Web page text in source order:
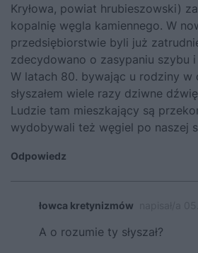
Kryłowa, powiat hrubieszowski)
kopalnię węgla kamiennego. W
przedsiębiorstwie byli już
zdecydowano o zasypaniu szybu
W latach 80. bywając u rodziny w
słyszałem wiele razy dziwne
Ludzie tam mieszkający są
wydobywali też węgiel po naszej
Odpowiedz
łowca kretynizmów
A o rozumie ty słyszał?